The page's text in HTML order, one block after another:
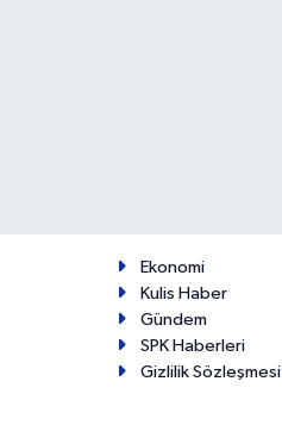
Ekonomi
Kulis Haber
Gündem
SPK Haberleri
Gizlilik Sözleşmesi